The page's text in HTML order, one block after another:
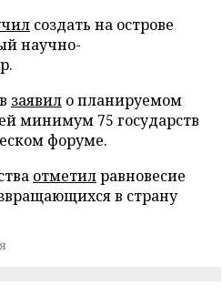
создать на острове
научно-
заявил о планируемом
минимум 75 государств
форуме.
отметилравновесие
в страну